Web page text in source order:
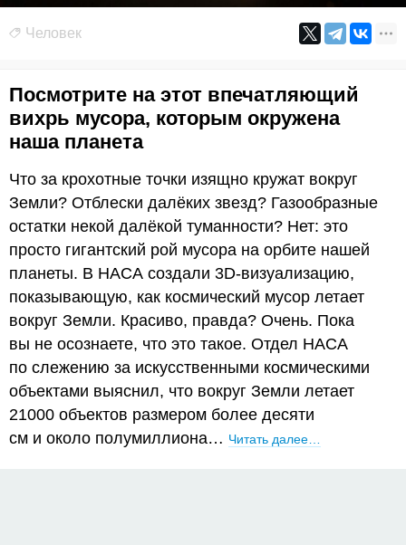
Человек
Посмотрите на этот впечатляющий
вихрь мусора, которым окружена
наша планета
Что за крохотные точки изящно кружат вокруг
Земли? Отблески далёких звезд? Газообразные
остатки некой далёкой туманности? Нет: это
просто гигантский рой мусора на орбите нашей
планеты. В НАСА создали 3D-визуализацию,
показывающую, как космический мусор летает
вокруг Земли. Красиво, правда? Очень. Пока
вы не осознаете, что это такое. Отдел НАСА
по слежению за искусственными космическими
объектами выяснил, что вокруг Земли летает
21000 объектов размером более десяти
см и около полумиллиона… Читать далее…